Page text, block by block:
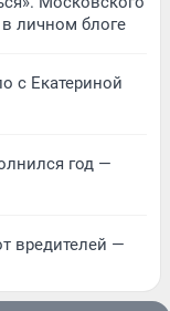
личном блоге
с Екатериной
год —
вредителей —